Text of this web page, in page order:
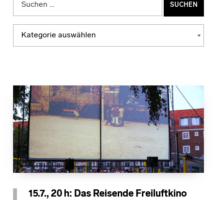
Suchen nach:
KATEGORIEN
Kategorien
15.7., 20 h: Das Reisende Freiluftkino